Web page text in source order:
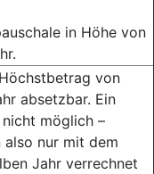
in Höhe von
von
absetzbar. Ein
möglich –
also nur mit dem
Jahr verrechnet